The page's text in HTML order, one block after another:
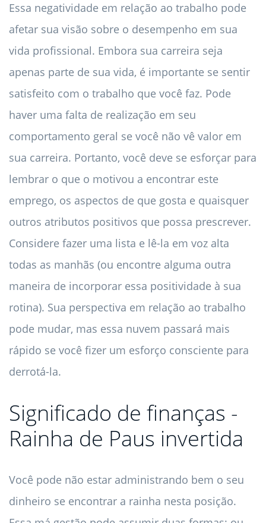
Essa negatividade em relação ao trabalho pode
afetar sua visão sobre o desempenho em sua
vida profissional. Embora sua carreira seja
apenas parte de sua vida, é importante se sentir
satisfeito com o trabalho que você faz. Pode
haver uma falta de realização em seu
comportamento geral se você não vê valor em
sua carreira. Portanto, você deve se esforçar para
lembrar o que o motivou a encontrar este
emprego, os aspectos de que gosta e quaisquer
outros atributos positivos que possa prescrever.
Considere fazer uma lista e lê-la em voz alta
todas as manhãs (ou encontre alguma outra
maneira de incorporar essa positividade à sua
rotina). Sua perspectiva em relação ao trabalho
pode mudar, mas essa nuvem passará mais
rápido se você fizer um esforço consciente para
derrotá-la.
Significado de finanças -
Rainha de Paus invertida
Você pode não estar administrando bem o seu
dinheiro se encontrar a rainha nesta posição.